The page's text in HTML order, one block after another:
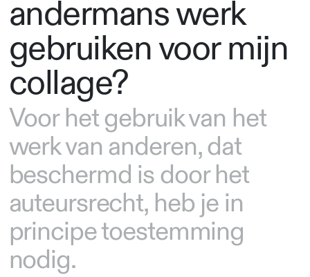
andermans werk
gebruiken voor mijn
collage?
Voor het gebruik van het
werk van anderen, dat
beschermd is door het
auteursrecht, heb je in
principe toestemming
nodig.